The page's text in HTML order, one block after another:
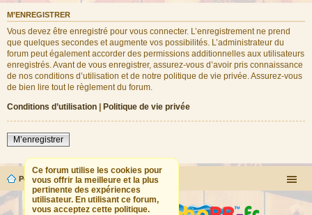
M’ENREGISTRER
Vous devez être enregistré pour vous connecter. L’enregistrement ne prend
que quelques secondes et augmente vos possibilités. L’administrateur du
forum peut également accorder des permissions additionnelles aux utilisateurs
enregistrés. Avant de vous enregistrer, assurez-vous d’avoir pris connaissance
de nos conditions d’utilisation et de notre politique de vie privée. Assurez-vous
de bien lire tout le règlement du forum.
Conditions d’utilisation | Politique de vie privée
M’enregistrer
Ce forum utilise les cookies pour
vous offrir la meilleure et la plus
pertinente des expériences
utilisateur. En utilisant ce forum,
vous acceptez cette politique.
Portail Forum